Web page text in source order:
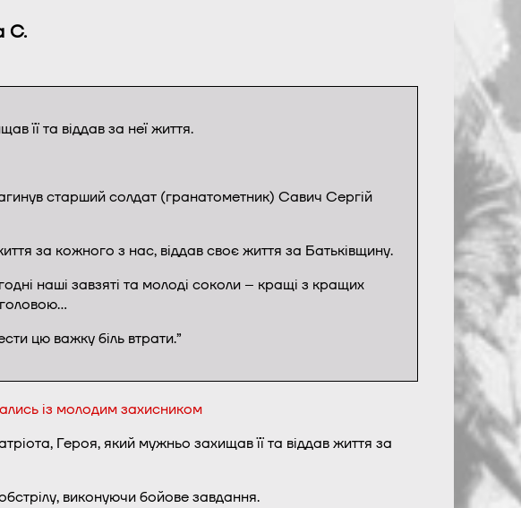
С.
її та віддав за неї життя.
старший солдат (гранатометник) Савич Сергій
за кожного з нас, віддав своє життя за Батьківщину.
наші завзяті та молоді соколи – кращі з кращих
цю важку біль втрати.”
із молодим захисником
Героя, який мужньо захищав її та віддав життя за
виконуючи бойове завдання.